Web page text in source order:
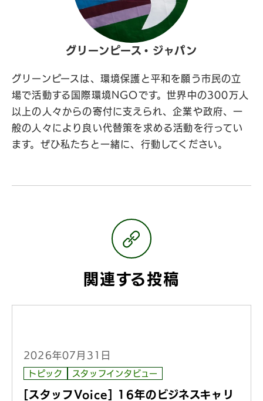
グリーンピース・ジャパン
グリーンピースは、環境保護と平和を願う市民の立
場で活動する国際環境NGOです。世界中の300万人
以上の人々からの寄付に支えられ、企業や政府、一
般の人々により良い代替策を求める活動を行ってい
ます。ぜひ私たちと一緒に、行動してください。
関連する投稿
2026年07月31日
トピック スタッフインタビュー
[スタッフVoice] 16年のビジネスキャリ